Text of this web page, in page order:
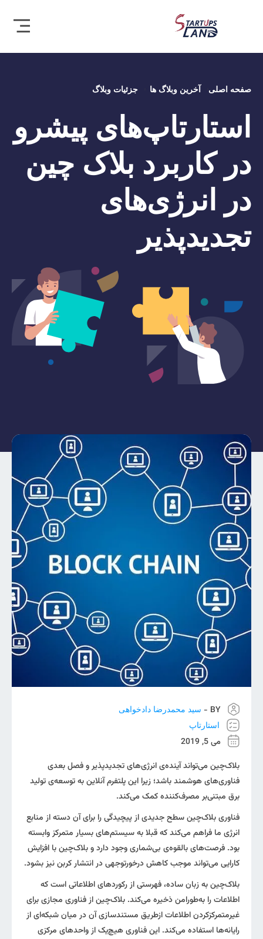
صفحه اصلی آخرین وبلاگ ها جزئیات وبلاگ
استارتاپ‌های پیشرو
در کاربرد بلاک‌ چین
در انرژی‌های
تجدیدپذیر
BY -
سید محمدرضا دادخواهی
استارتاپ
می 5, 2019
بلاک‌چین می‌تواند آینده‌ی انرژی‌های تجدیدپذیر و فصل بعدی
فناوری‌های هوشمند باشد؛ زیرا این پلتفرم آنلاین به توسعه‌ی تولید
برق مبتنی‌بر مصرف‌کننده کمک می‌کند.
فناوری بلاک‌چین سطح جدیدی از پیچیدگی را برای آن دسته از منابع
انرژی ما فراهم می‌کند که قبلا به سیستم‌های بسیار متمرکز وابسته
بود. فرصت‌های بالقوه‌ی بی‌شماری وجود دارد و بلاک‌چین با افزایش
کارایی می‌تواند موجب کاهش درخورتوجهی در انتشار کربن نیز بشود.
بلاک‌چین به زبان ساده، فهرستی از رکوردهای اطلاعاتی است که
اطلاعات را به‌طورامن ذخیره می‌کند. بلاک‌چین از فناوری مجازی برای
غیرمتمرکزکردن اطلاعات ازطریق مستندسازی آن در میان شبکه‌ای از
رایانه‌ها استفاده می‌کند. این فناوری هیچ‌یک از واحدهای مرکزی